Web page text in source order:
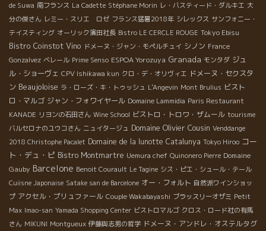
de Suwa 南フランス La Cadette Stéphane Morin レ・バスティード・ダルキエ 大
分の俊さん レミー・スリエ ロゼ フランス猛暑2018年 シレックス サンフォニー・
テイスティング オーリック濱田社長 Bistro LE CERCLE ROUGE Tokyo Ebisu
Bistro Coinstot Vino ドメーヌ・ジャン・モペルチュイ シノン France
Gonzalvez ベレール Prime Senso ESPOA Yorozuya Granada モンタダ ジュ
ル・ショーヴェ CPV Ishikawa kun クロ・デ・オリヴィエ ドメーヌ・セクスタ
ン Beaujoloise ラ・ローズ・キ・トゥッシュ L'Angevin Mont Brulius ビスト
ロ・マルゴ ジャン・フォワイヤール Domaine Lammidia Paris Restaurant
KANADE リヨンの石田さん Wine School ビストロ・トロワ・ザムール tourisme
バルセロナのユウコさん ニュイタージュ Domaine Olivier Cousin Venddange
2018 Christophe Pacalet Domaine de la lunotte Catalunya Tokyo Hiroo コー
ト・デュ・ピ Bistro Montmartre Uemura chef Quinonero Pierre Domaine
Gauby Barcelone Benoit Courault Le Tagine シス・ピエ・シュール・テール
Cuiisne Japonaise Satake san de Barcelone オー・フォルト 自然派ワインショッ
プ アクセル・プリュファール Couple Wakabayashi ブラッスリーオザミ Petit
Max Imao-san Yamada Shopping Center ビストロマルゴ クロス・ロード社の有馬
さん MIKUNI Montgueux 伊藤與志男の哲学 ドメーヌ・アンドレ・オステルタグ